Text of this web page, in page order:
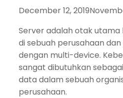
December 12, 2019
Server adalah otak
di sebuah perusahaan
dengan multi-device.
sangat dibutuhkan
data dalam sebuah
perusahaan.